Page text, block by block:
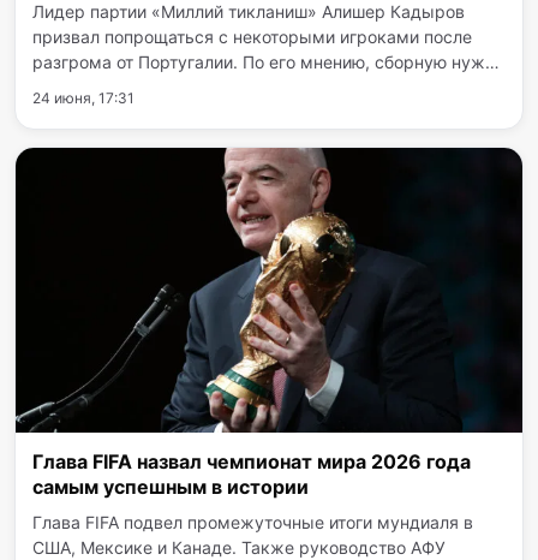
Лидер партии «Миллий тикланиш» Алишер Кадыров
призвал попрощаться с некоторыми игроками после
разгрома от Португалии. По его мнению, сборную нужно
с частью опытных игроков уже давно пора
24 июня, 17:31
Глава FIFA назвал чемпионат мира 2026 года
самым успешным в истории
Глава FIFA подвел промежуточные итоги мундиаля в
США, Мексике и Канаде. Также руководство АФУ